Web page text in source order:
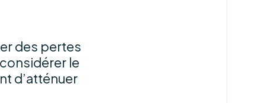
des pertes
le
d’atténuer